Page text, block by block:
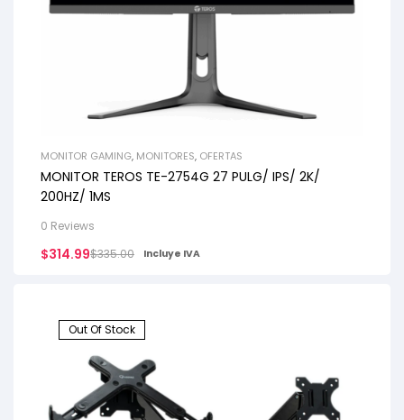
MONITOR GAMING, MONITORES, OFERTAS
MONITOR TEROS TE-2754G 27 PULG/ IPS/ 2K/
200HZ/ 1MS
0 Reviews
$335.00
$314.99 Incluye IVA
Out Of Stock